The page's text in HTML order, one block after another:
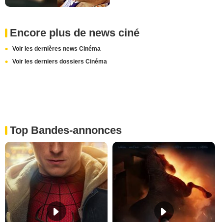
Encore plus de news ciné
Voir les dernières news Cinéma
Voir les derniers dossiers Cinéma
Top Bandes-annonces